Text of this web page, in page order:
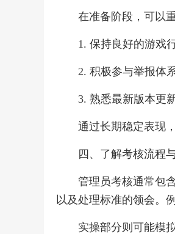
在准备阶段，可以
1. 保持良好的游戏
2. 积极参与举报体
3. 熟悉最新版本更
通过长期稳定表现
四、了解考核流程
管理员考核通常包
以及处理标准的领会。
实操部分则可能模